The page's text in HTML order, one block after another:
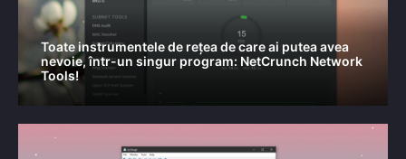
Toate instrumentele de rețea de care ai putea avea
nevoie, într-un singur program: NetCrunch Network
Tools!